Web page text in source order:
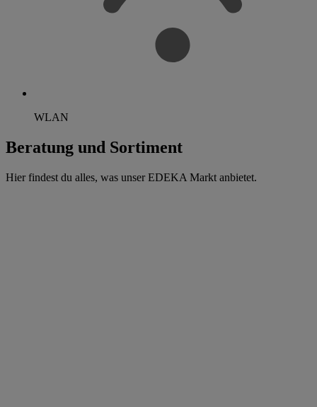
WLAN
Beratung und Sortiment
Hier findest du alles, was unser EDEKA Markt anbietet.